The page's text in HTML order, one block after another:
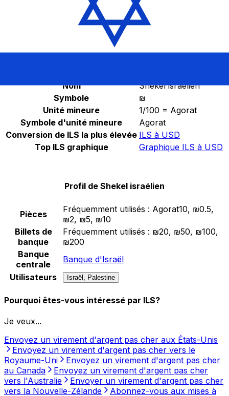
Sélectionnez une devise
Continuer
Nom
Shekel israélien
Symbole
₪
Unité mineure
1/100 = Agorat
Symbole d'unité mineure
Agorat
Conversion de ILS la plus élevée ILS à USD
Top ILS graphique
Graphique ILS à USD
Profil de Shekel israélien
Pièces Fréquemment utilisés : Agorat10, ₪0.5,
₪2, ₪5, ₪10
Billets de
banque
Fréquemment utilisés : ₪20, ₪50, ₪100,
₪200
Banque
centrale
Banque d'Israël
Utilisateurs
Israël, Palestine
Pourquoi êtes-vous intéressé par ILS?
Je veux...
Envoyez un virement d'argent pas cher aux États-Unis
Envoyez un virement d'argent pas cher vers le
Royaume-Uni
Envoyez un virement d'argent pas cher
au Canada
Envoyez un virement d'argent pas cher
vers l'Australie
Envoyer un virement d'argent pas cher
vers la Nouvelle-Zélande
Abonnez-vous aux mises à